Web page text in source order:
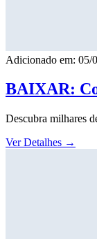
Adicionado em: 05/
BAIXAR:
Descubra milhares
Ver Detalhes →